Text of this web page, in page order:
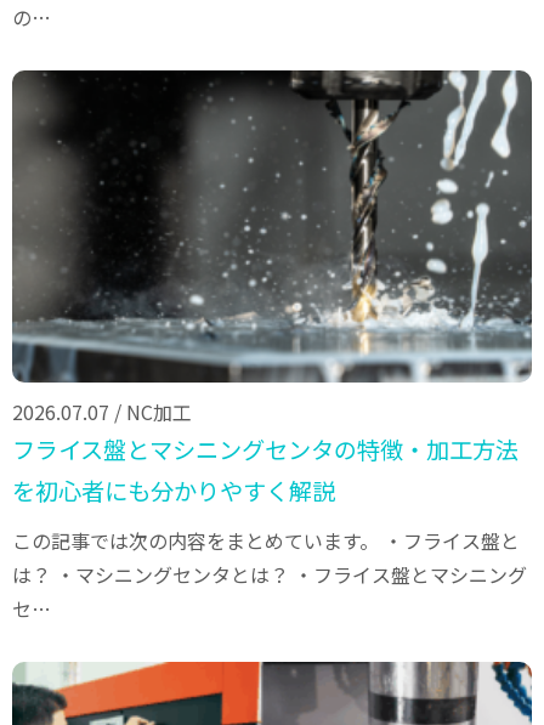
の…
2026.07.07 / NC加工
フライス盤とマシニングセンタの特徴・加工方法
を初心者にも分かりやすく解説
この記事では次の内容をまとめています。 ・フライス盤と
は？ ・マシニングセンタとは？ ・フライス盤とマシニング
セ…